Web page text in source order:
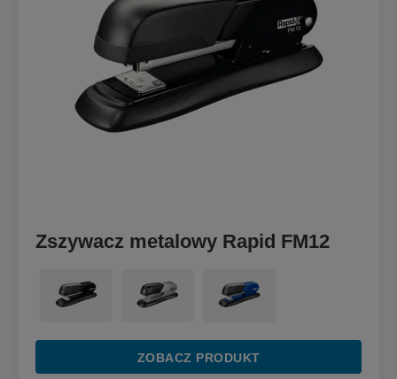
Zszywacz metalowy Rapid FM12
ZOBACZ PRODUKT